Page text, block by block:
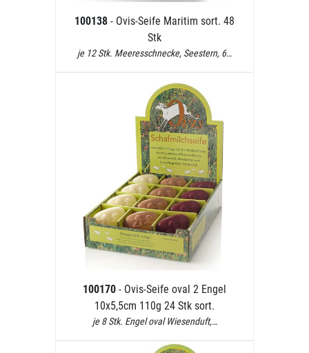
100138 - Ovis-Seife Maritim sort. 48
Stk
je 12 Stk. Meeresschnecke, Seestern, 6…
100170 - Ovis-Seife oval 2 Engel
10x5,5cm 110g 24 Stk sort.
je 8 Stk. Engel oval Wiesenduft,…